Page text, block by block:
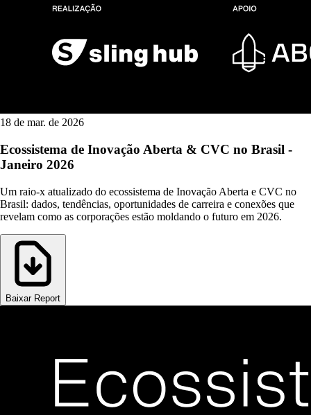
18 de mar. de 2026
Ecossistema de Inovação Aberta & CVC no Brasil -
Janeiro 2026
Um raio-x atualizado do ecossistema de Inovação Aberta e CVC no
Brasil: dados, tendências, oportunidades de carreira e conexões que
revelam como as corporações estão moldando o futuro em 2026.
Baixar Report